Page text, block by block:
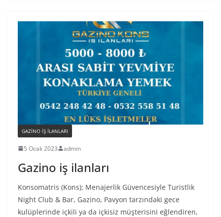
GAZINO IŞ ILANLARI
5 Ocak 2023 admin
Gazino iş ilanları
Konsomatris (Kons); Menajerlik Güvencesiyle Turistlik
Night Club & Bar, Gazino, Pavyon tarzındaki gece
kulüplerinde içkili ya da içkisiz müşterisini eğlendiren,